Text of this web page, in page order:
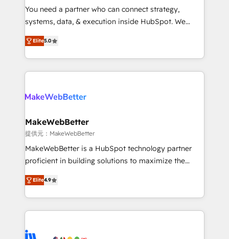
customer lifecycle through seamless integrations,
ensure long-term adoption with change-
and service to drive sustainable growth With 6 key
HubSpot accreditations and experience across
You need a partner who can connect strategy,
systems, data, & execution inside HubSpot. We
bridge the gap where most agencies fall short by
combining GTM strategy with technical execution to
solve the right problem with the right solution. As the
only firm in the world to hold Elite Partner
clients gain a unique advantage in CRM architecture,
market execution. Why B2B Businesses Choose RP: -
Secure: Soc2 compliant 🛡️ - Pricing: Implementations
starting at $1,5k 💵 - Speed: Launch in 14 days ⚡ -
Global: 75+ RPers across five continents 🌐 - Scale:
HubSpot Partner 🪴 - Sales Hub: More
implementations than any other Partner 💻 -
agency for an Ops problem. Don't hire a technical
Elite5.0
MakeWebBetter
提供元：MakeWebBetter
MakeWebBetter is a HubSpot technology partner
proficient in building solutions to maximize the
operational efficiency of HubSpot. The fastest-
growing tech-enabler & facilitator, MakeWebBetter,
hands you the blend of HubSpot expertise &
eminent solutions & integrations. Trust us to
Elite Partners with 10+ years of HubSpot experience
Elite4.9